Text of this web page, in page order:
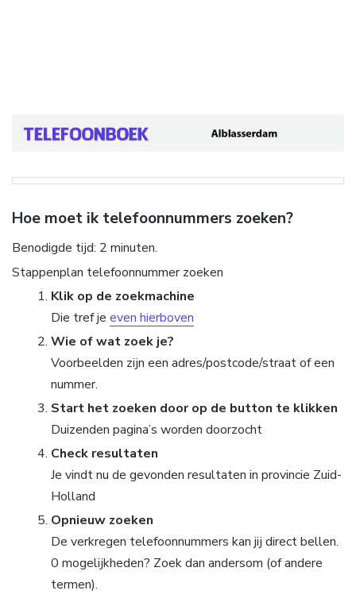
Hoe moet ik telefoonnummers zoeken?
Benodigde tijd: 2 minuten.
Stappenplan telefoonnummer zoeken
Klik op de zoekmachine
Die tref je even hierboven
Wie of wat zoek je?
Voorbeelden zijn een adres/postcode/straat of een
nummer.
Start het zoeken door op de button te klikken
Duizenden pagina’s worden doorzocht
Check resultaten
Je vindt nu de gevonden resultaten in provincie Zuid-
Holland
Opnieuw zoeken
De verkregen telefoonnummers kan jij direct bellen.
0 mogelijkheden? Zoek dan andersom (of andere
termen).